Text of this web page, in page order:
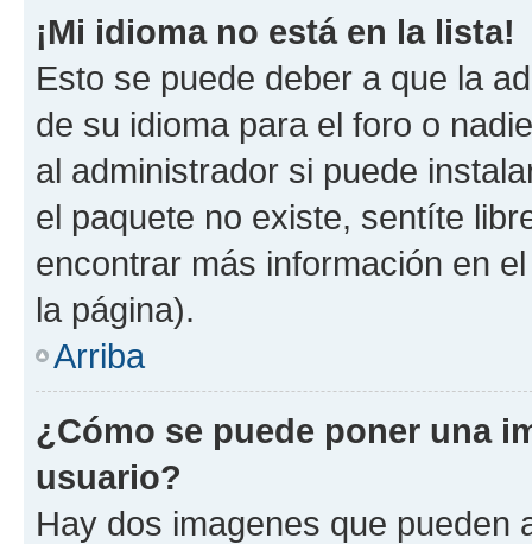
¡Mi idioma no está en la lista!
Esto se puede deber a que la
de su idioma para el foro o
al administrador si puede
el paquete no existe, sentíte
encontrar más información en
la página).
Arriba
¿Cómo se puede poner una
usuario?
Hay dos imagenes que pueden